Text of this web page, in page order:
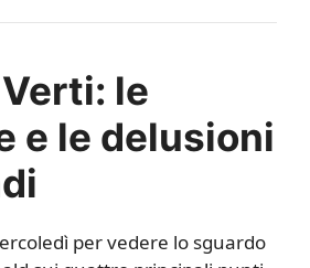
le
e le delusioni
per vedere lo sguardo